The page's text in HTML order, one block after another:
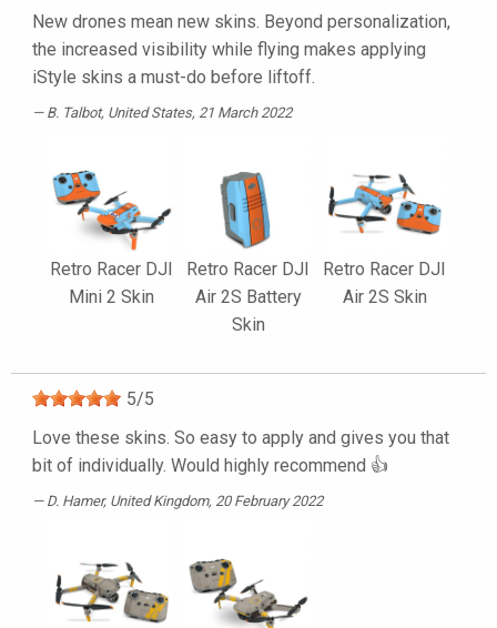
New drones mean new skins. Beyond personalization,
the increased visibility while flying makes applying
iStyle skins a must-do before liftoff.
B. Talbot, United States, 21 March 2022
Retro Racer DJI
Mini 2 Skin
Retro Racer DJI
Air 2S Battery
Skin
Retro Racer DJI
Air 2S Skin
5/5
Love these skins. So easy to apply and gives you that
bit of individually. Would highly recommend 👍
D. Hamer, United Kingdom, 20 February 2022